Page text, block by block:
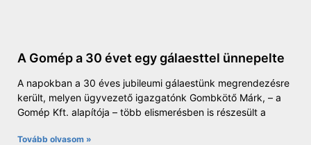
A Gomép a 30 évet egy gálaesttel ünnepelte
A napokban a 30 éves jubileumi gálaestünk megrendezésre
került, melyen ügyvezető igazgatónk Gombkötő Márk, – a
Gomép Kft. alapítója – több elismerésben is részesült a
Tovább olvasom »